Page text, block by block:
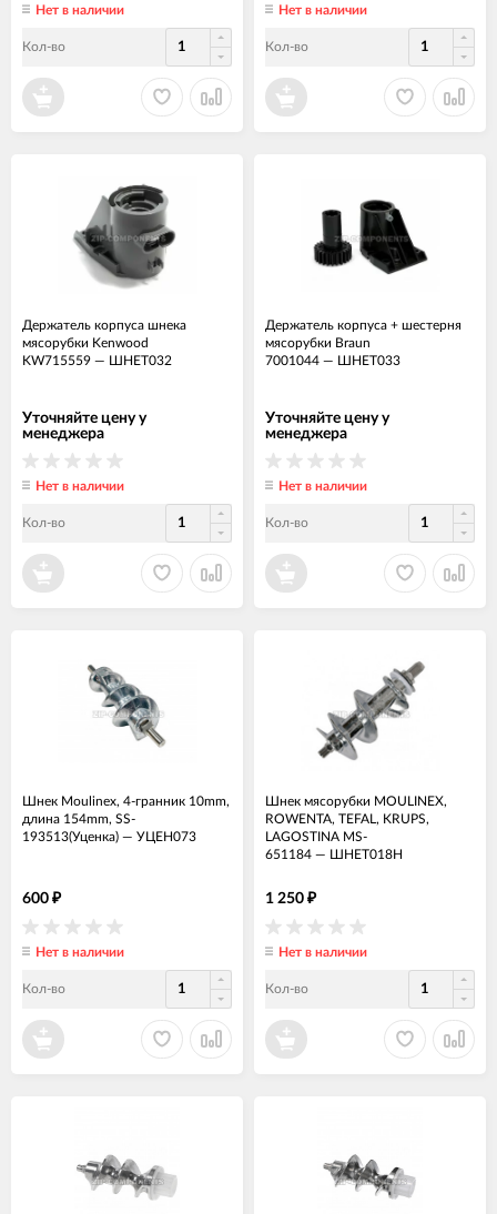
Нет в наличии
Кол-во
Нет в наличии
Кол-во
Держатель корпуса шнека
мясорубки Kenwood
KW715559 — ШНЕТ032
Уточняйте цену у
менеджера
Нет в наличии
Кол-во
Держатель корпуса + шестерня
мясорубки Braun
7001044 — ШНЕТ033
Уточняйте цену у
менеджера
Нет в наличии
Кол-во
Шнек Moulinex, 4-гранник 10mm,
длина 154mm, SS-
193513(Уценка) — УЦЕН073
600 ₽
Нет в наличии
Кол-во
Шнек мясорубки MOULINEX,
ROWENTA, TEFAL, KRUPS,
LAGOSTINA MS-
651184 — ШНЕТ018Н
1 250 ₽
Нет в наличии
Кол-во